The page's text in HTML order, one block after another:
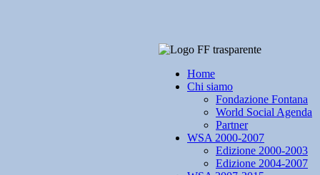
Home
Chi siamo
Fondazione Fontana
World Social Agenda
Partner
WSA 2000-2007
Edizione 2000-2003
Edizione 2004-2007